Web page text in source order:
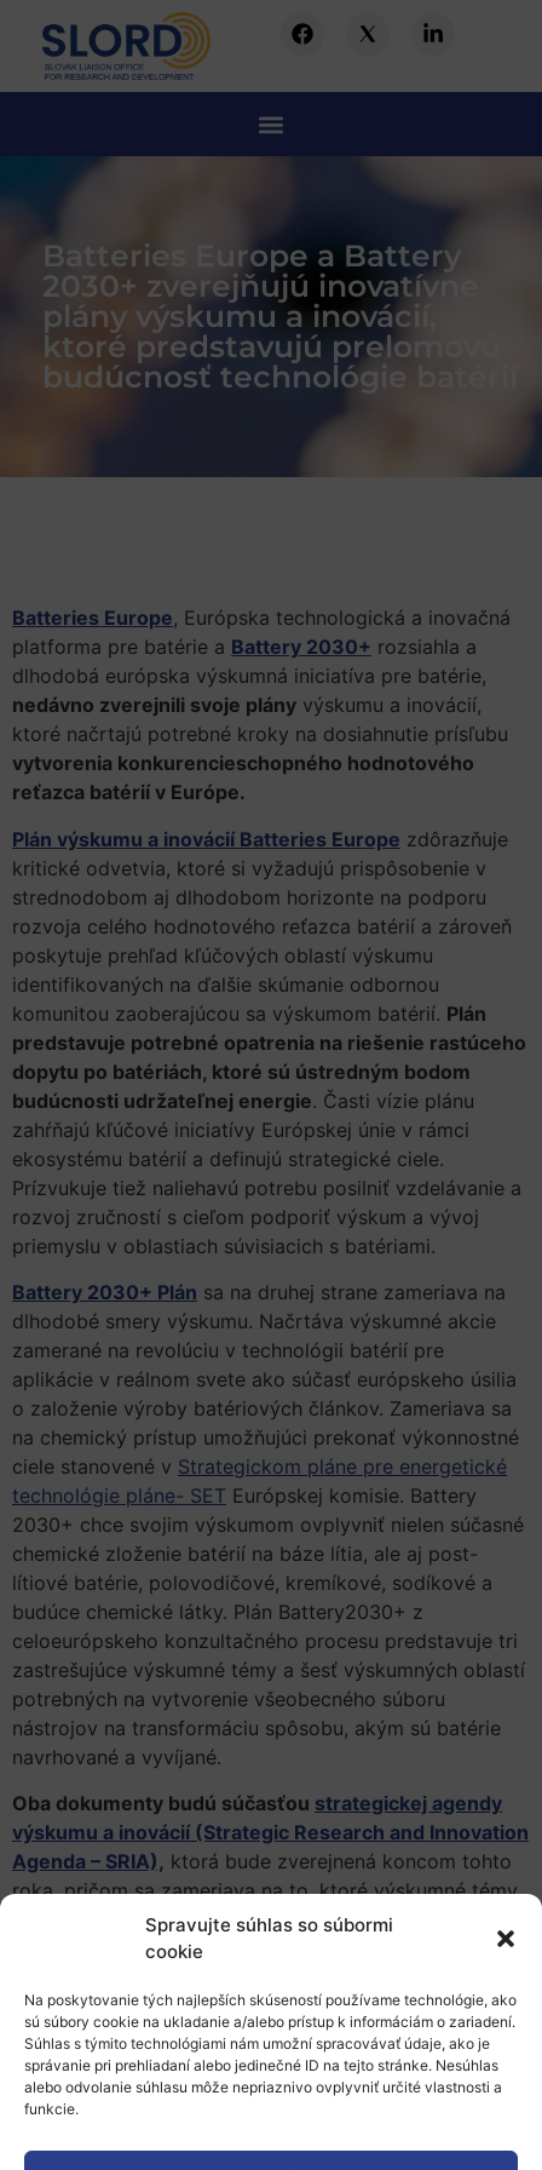
Spravujte súhlas so súbormi
cookie
Na poskytovanie tých najlepších skúseností používame technológie, ako
sú súbory cookie na ukladanie a/alebo prístup k informáciám o zariadení.
Súhlas s týmito technológiami nám umožní spracovávať údaje, ako je
správanie pri prehliadaní alebo jedinečné ID na tejto stránke. Nesúhlas
alebo odvolanie súhlasu môže nepriaznivo ovplyvniť určité vlastnosti a
funkcie.
Batteries Europe a Battery
2030+ zverejňujú inovatívne
plány výskumu a inovácií,
ktoré predstavujú prelomovú
budúcnosť technológie batérií
Batteries Europe, Európska technologická a inovačná
platforma pre batérie a Battery 2030+ rozsiahla a
dlhodobá európska výskumná iniciatíva pre batérie,
nedávno zverejnili svoje plány výskumu a inovácií,
ktoré načrtajú potrebné kroky na dosiahnutie prísľubu
vytvorenia konkurencieschopného hodnotového
reťazca batérií v Európe.
Plán výskumu a inovácií Batteries Europe zdôrazňuje
kritické odvetvia, ktoré si vyžadujú prispôsobenie v
strednodobom aj dlhodobom horizonte na podporu
rozvoja celého hodnotového reťazca batérií a zároveň
poskytuje prehľad kľúčových oblastí výskumu
identifikovaných na ďalšie skúmanie odbornou
komunitou zaoberajúcou sa výskumom batérií. Plán
predstavuje potrebné opatrenia na riešenie rastúceho
dopytu po batériách, ktoré sú ústredným bodom
budúcnosti udržateľnej energie. Časti vízie plánu
zahŕňajú kľúčové iniciatívy Európskej únie v rámci
ekosystému batérií a definujú strategické ciele.
Prízvukuje tiež naliehavú potrebu posilniť vzdelávanie a
rozvoj zručností s cieľom podporiť výskum a vývoj
priemyslu v oblastiach súvisiacich s batériami.
Battery 2030+ Plán sa na druhej strane zameriava na
dlhodobé smery výskumu. Načrtáva výskumné akcie
zamerané na revolúciu v technológii batérií pre
aplikácie v reálnom svete ako súčasť európskeho úsilia
o založenie výroby batériových článkov. Zameriava sa
na chemický prístup umožňujúci prekonať výkonnostné
ciele stanovené v Strategickom pláne pre energetické
technológie pláne- SET Európskej komisie. Battery
2030+ chce svojim výskumom ovplyvniť nielen súčasné
chemické zloženie batérií na báze lítia, ale aj post-
lítiové batérie, polovodičové, kremíkové, sodíkové a
budúce chemické látky. Plán Battery2030+ z
celoeurópskeho konzultačného procesu predstavuje tri
zastrešujúce výskumné témy a šesť výskumných oblastí
potrebných na vytvorenie všeobecného súboru
nástrojov na transformáciu spôsobu, akým sú batérie
navrhované a vyvíjané.
Oba dokumenty budú súčasťou strategickej agendy
výskumu a inovácií (Strategic Research and Innovation
Agenda – SRIA), ktorá bude zverejnená koncom tohto
roka, pričom sa zameriava na to, ktoré výskumné témy
strategického významu pre Európu budú navrhnuté na
financovanie v nasledujúcich rokoch programom pre
SRIA spadá pod štruktúru spoluprogramovaného
európskeho partnerstvaBATT4EU,ktoré bolo
založené v rámci programu Horizont Európa. Víziou
BATT4EU je vytvoriť v Európe do roku 2030 najlepší